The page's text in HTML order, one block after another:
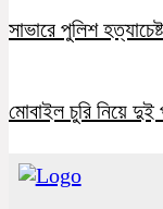
সাভারে পুলিশ
মোবাইল চুরি নিয়ে